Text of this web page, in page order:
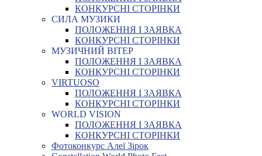
КОНКУРСНІ СТОРІНКИ
СИЛА МУЗИКИ
ПОЛОЖЕННЯ І ЗАЯВКА
КОНКУРСНІ СТОРІНКИ
МУЗИЧНИЙ ВІТЕР
ПОЛОЖЕННЯ І ЗАЯВКА
КОНКУРСНІ СТОРІНКИ
VIRTUOSO
ПОЛОЖЕННЯ І ЗАЯВКА
КОНКУРСНІ СТОРІНКИ
WORLD VISION
ПОЛОЖЕННЯ І ЗАЯВКА
КОНКУРСНІ СТОРІНКИ
Фотоконкурс Алеї Зірок